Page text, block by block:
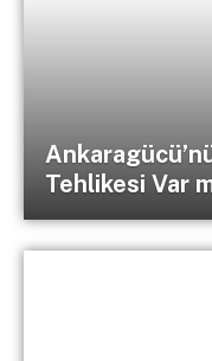
Tehlikesi Var